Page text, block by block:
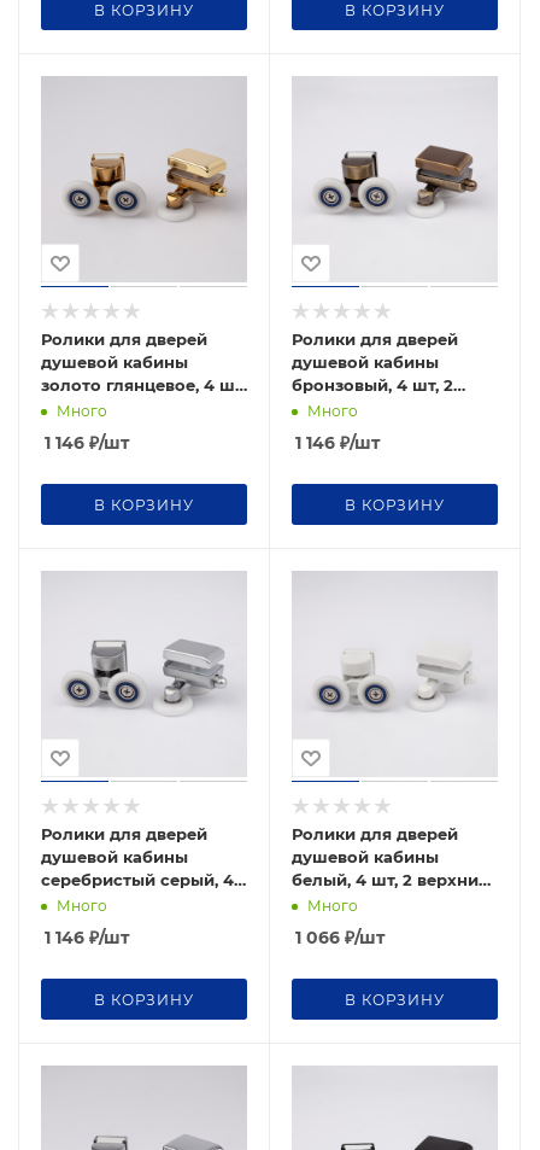
В КОРЗИНУ В КОРЗИНУ
Ролики для дверей
душевой кабины
золото глянцевое, 4 шт,
2 верхних, 2 нижних
Много
1 146 ₽/шт
В КОРЗИНУ
Ролики для дверей
душевой кабины
бронзовый, 4 шт, 2
верхних, 2 нижних
Много
1 146 ₽/шт
В КОРЗИНУ
Ролики для дверей
душевой кабины
серебристый серый, 4
шт, 2 верхних, 2
нижних
Много
1 146 ₽/шт
В КОРЗИНУ
Ролики для дверей
душевой кабины
белый, 4 шт, 2 верхних,
2 нижних
Много
1 066 ₽/шт
В КОРЗИНУ